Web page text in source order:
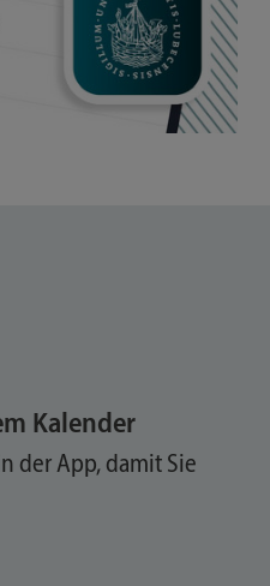
Kalender
der App, damit Sie